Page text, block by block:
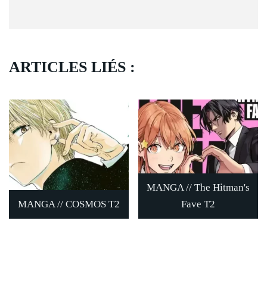
ARTICLES LIÉS :
MANGA // COSMOS T2
MANGA // The Hitman's
Fave T2